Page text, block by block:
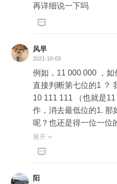
再详细说一下吗

风早
2021-10-03
例如，11 000 000 ，
直接判断第七位的1 ？
10 111 111 （也就是11
作，消去最低位的1. 那
呢？也还是得一位一位
复杂度也没少吧
展开 

阳